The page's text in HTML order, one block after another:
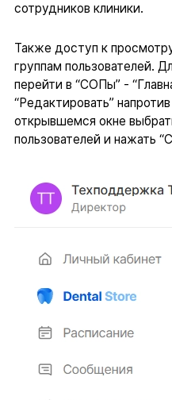
сотрудников клиники.
Также доступ к
группам пользователей.
перейти в “СОПы” -
“Редактировать”
открывшемся окне
пользователей и нажать